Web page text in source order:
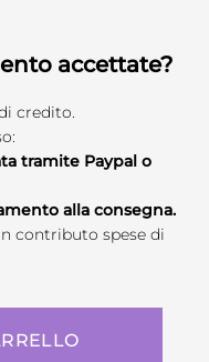
accettate?
credito.
tramite Paypal o
alla consegna.
contributo spese di